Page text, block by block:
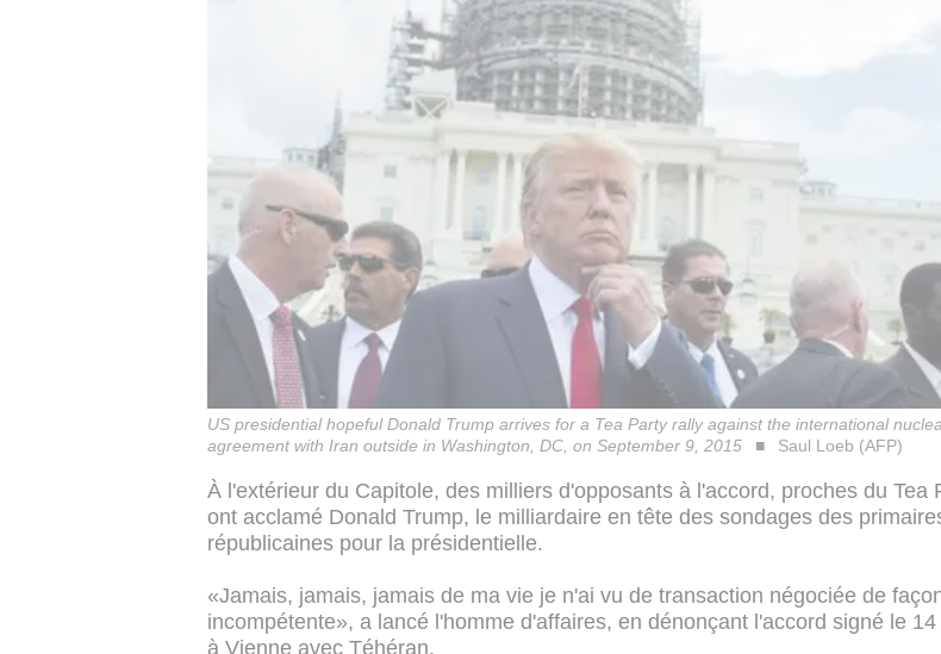
US presidential hopeful Donald Trump arrives for a Tea Party rally against the international
agreement with Iran outside in Washington, DC, on September 9, 2015
Saul Loeb (AFP)
À l'extérieur du Capitole, des milliers d'opposants à l'accord, proches du Tea
ont acclamé Donald Trump, le milliardaire en tête des sondages des
républicaines pour la présidentielle.
«Jamais, jamais, jamais de ma vie je n'ai vu de transaction négociée de
incompétente», a lancé l'homme d'affaires, en dénonçant l'accord signé le
à Vienne avec Téhéran.